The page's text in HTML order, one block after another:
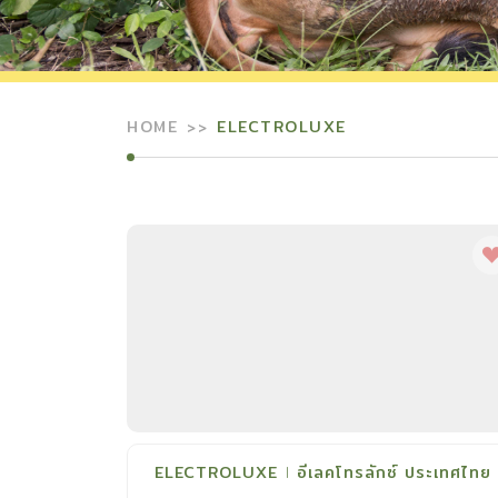
HOME ELECTROLUXE
ELECTROLUXE อีเลคโทรลักซ์ ประเทศไทย